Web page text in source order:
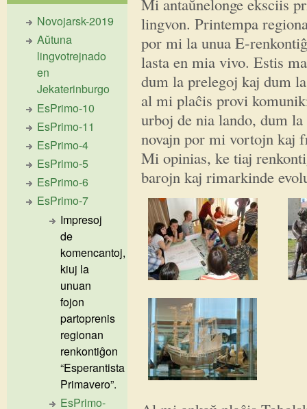
lingvon. Printempa
por mi la unua E-
lasta en mia vivo. Estis
dum la prelegoj kaj dum
al mi plaĉis provi
urboj de nia lando, dum
novajn por mi vortojn kaj
Mi opinias, ke tiaj
barojn kaj rimarkinde
Novojarsk-2019
Aŭtuna
lingvotrejnado
en
Jekaterinburgo
EsPrimo-10
EsPrimo-11
EsPrimo-4
EsPrimo-5
EsPrimo-6
EsPrimo-7
Impresoj
de
komencantoj,
kiuj la
unuan
fojon
partoprenis
regionan
renkontiĝon
“Esperantista
Primavero”.
EsPrimo-